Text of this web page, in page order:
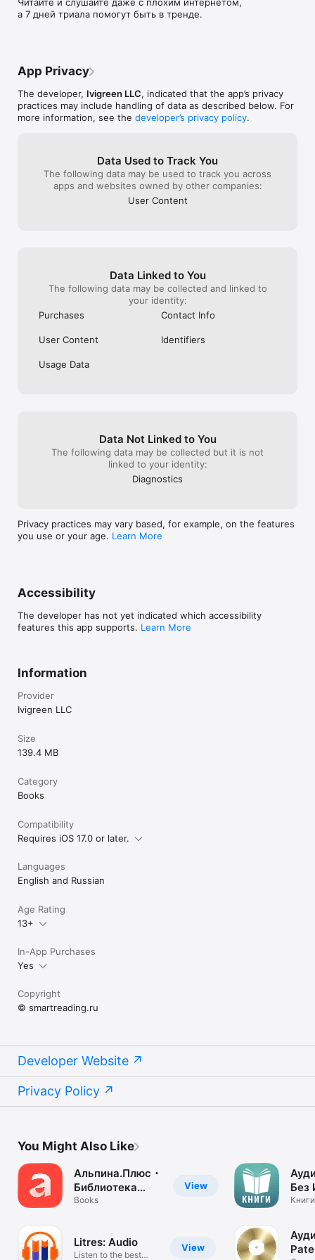
и другие направления в одной библиотеке.
- Читайте и слушайте как удобно. Переключайтесь между
Что внутри библиотеки
В Smart Reading собраны материалы по популярным нон-
фикшен книгам и авторам, которые помогают лучше
понимать себя, развивать карьеру, принимать решения,
строить отношения, управлять временем и осваивать
новые подходы в работе и жизни.
большие книги и превращаем их в понятный,
структурированный и полезный формат для чтения и
прослушивания. Каждую неделю библиотека пополняется
- ищете идеи для саморазвития и работы
- хотите быстро выбирать, какие книги изучать глубже
- цените удобный формат чтения и прослушивания в одном
и знания, которые легко встроить в повседневную жизнь.
библиотеку для роста, карьеры и вдохновения.
а 7 дней триала помогут быть в тренде.
App Privacy
The developer, Ivigreen LLC, indicated that the app’s privacy
practices may include handling of data as described below. For
more information, see the developer’s privacy policy.
Data Used to Track You
The following data may be used to track you across
apps and websites owned by other companies:
User Content
Data Linked to You
The following data may be collected and linked to
your identity:
Purchases
Contact Info
User Content Identifiers
Usage Data
Data Not Linked to You
The following data may be collected but it is not
linked to your identity:
Diagnostics
Privacy practices may vary based, for example, on the features
you use or your age. Learn More
Accessibility
The developer has not yet indicated which accessibility
features this app supports. Learn More
Information
Provider
Ivigreen LLC
Size
139.4 MB
Category
Books
Compatibility
Requires iOS 17.0 or later.
Languages
English and Russian
Age Rating
13+
In-App Purchases
Yes
Copyright
© smartreading.ru
Developer Website
Privacy Policy
You Might Also Like
View
Альпина.Плюс・
Библиотека
Успеха
Books
View
Litres: Audio
Listen to the best
Без